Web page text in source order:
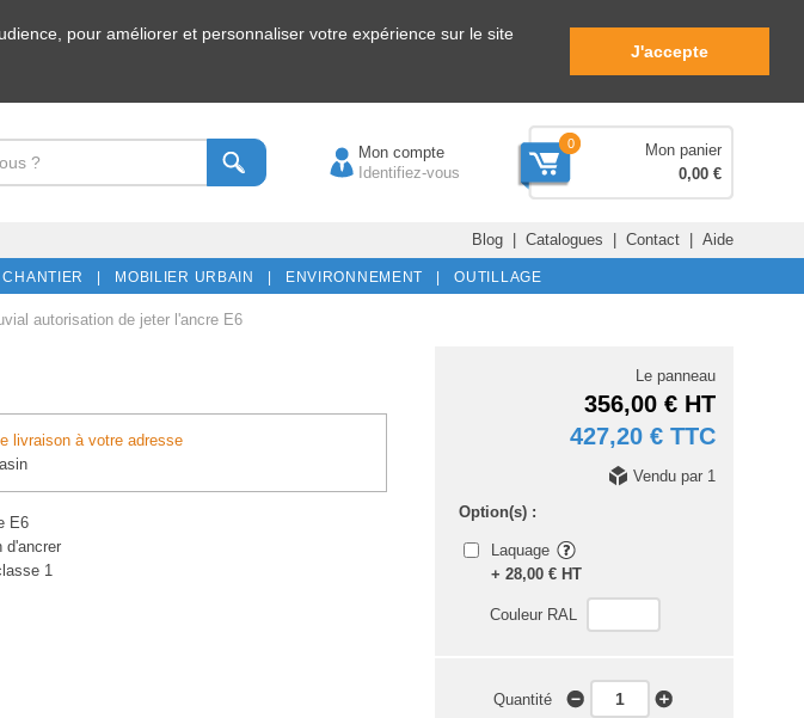
pour améliorer et personnaliser votre expérience sur le site
J'accepte
Mon compte
Identifiez-vous
0
Mon panier
0,00 €
Blog| Catalogues | Contact| Aide
CHANTIER | MOBILIER URBAIN | ENVIRONNEMENT | OUTILLAGE
autorisation de jeter l'ancre E6
livraison à votre adresse
E6
d'ancrer
1
Le panneau
356,00 € HT
427,20 € TTC
Vendu par 1
Option(s) :
Laquage
+ 28,00 € HT
Couleur RAL
Quantité